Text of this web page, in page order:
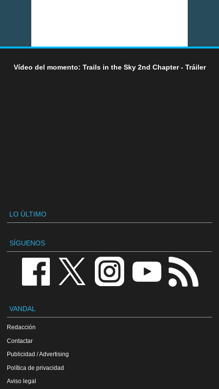
Vídeo del momento: Trails in the Sky 2nd Chapter - Tráiler
LO ÚLTIMO
SÍGUENOS
VANDAL
Redacción
Contactar
Publicidad / Advertising
Política de privacidad
Aviso legal